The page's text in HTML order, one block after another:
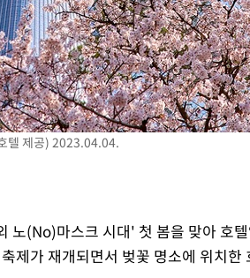
부 케슘섬에서 두차
관세, 120일 후
텔 제공) 2023.04.04.
노(No)마스크 시대' 첫 봄을 맞아 호
제가 재개되면서 벚꽃 명소에 위치한